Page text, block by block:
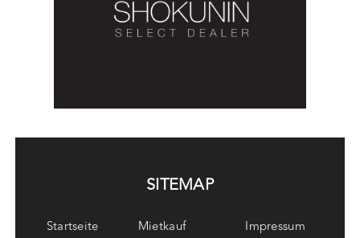
SITEMAP
Startseite
Mietkauf
Impressum